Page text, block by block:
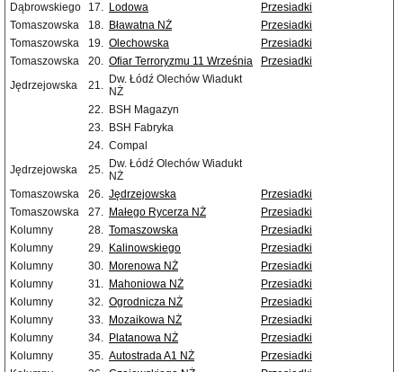
Dąbrowskiego
17. Lodowa
Przesiadki
Tomaszowska
18. Bławatna NŻ
Przesiadki
Tomaszowska
19. Olechowska
Przesiadki
Tomaszowska
20. Ofiar Terroryzmu 11 Września
Przesiadki
Jędrzejowska
21. Dw. Łódź Olechów Wiadukt
NŻ
22. BSH Magazyn
23. BSH Fabryka
24. Compal
Jędrzejowska
25. Dw. Łódź Olechów Wiadukt
NŻ
Tomaszowska
26. Jędrzejowska
Przesiadki
Tomaszowska
27. Małego Rycerza NŻ
Przesiadki
Kolumny
28. Tomaszowska
Przesiadki
Kolumny
29. Kalinowskiego
Przesiadki
Kolumny
30. Morenowa NŻ
Przesiadki
Kolumny
31. Mahoniowa NŻ
Przesiadki
Kolumny
32. Ogrodnicza NŻ
Przesiadki
Kolumny
33. Mozaikowa NŻ
Przesiadki
Kolumny
34. Platanowa NŻ
Przesiadki
Kolumny
35. Autostrada A1 NŻ
Przesiadki